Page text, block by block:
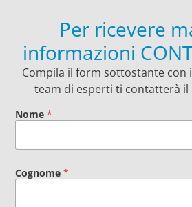
Per ricevere
informazioni
Compila il form sottostante con
team di esperti ti contatterà il
Nome*
Cognome*